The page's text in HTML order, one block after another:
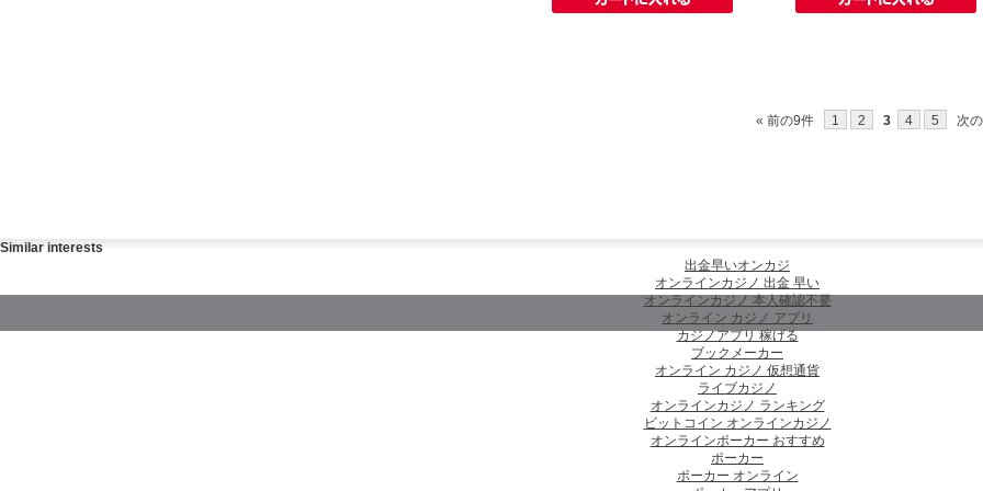
« 前の9件 1 2 3 4 5 次
Similar interests
出金早いオンカジ
オンラインカジノ 出金 早い
オンラインカジノ 本人確認不要
オンライン カジノ アプリ
カジノアプリ 稼げる
ブックメーカー
オンライン カジノ 仮想通貨
ライブカジノ
オンラインカジノ ランキング
ビットコイン オンラインカジノ
オンラインポーカー おすすめ
ポーカー
ポーカー オンライン